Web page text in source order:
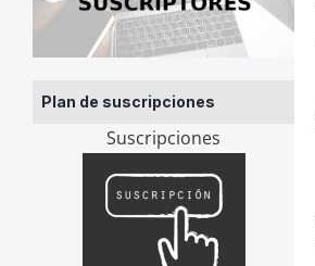
Plan de suscripciones
Suscripciones